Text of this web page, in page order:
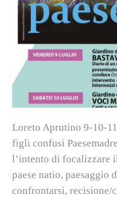
Loreto Aprutino 9-10-
figli confusi
l’intento di focalizzare
paese natio, paesaggio
confrontarsi, recisione/